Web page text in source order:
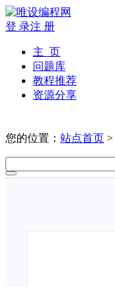
登 录注 册
主 页
问题库
教程推荐
资源分享
您的位置： 站点首页 >